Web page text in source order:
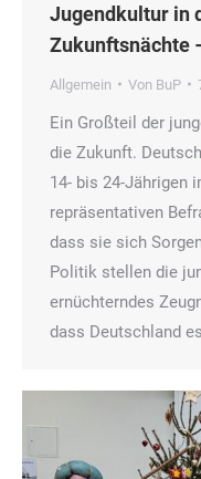
Jugendkultur in
Zukunftsnächte
Allgemein Von BuP
Ein Großteil der
die Zukunft.
14- bis 24-Jährigen
repräsentativen
dass sie sich
Politik stellen die
ernüchterndes
dass Deutschland